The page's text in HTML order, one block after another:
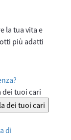
la tua vita e
più adatti
dei tuoi cari
dei tuoi cari
di